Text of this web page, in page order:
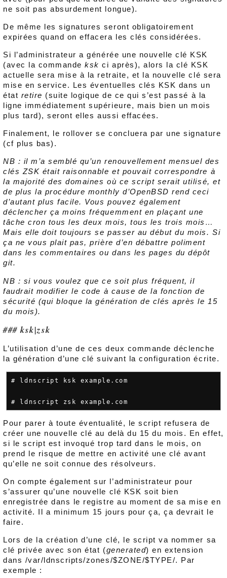
ne soit pas absurdement longue).
De même les signatures seront obligatoirement
expirées quand on effacera les clés considérées.
Si l’administrateur a générée une nouvelle clé KSK
(avec la commandeksk ci après), alors la clé KSK
actuelle sera mise à la retraite, et la nouvelle clé sera
mise en service. Les éventuelles clés KSK dans un
état retire (suite logique de ce qui s’est passé à la
ligne immédiatement supérieure, mais bien un mois
plus tard), seront elles aussi effacées.
Finalement, le rollover se concluera par une signature
(cf plus bas).
NB : il m’a semblé qu’un renouvellement mensuel des
clés ZSK était raisonnable et pouvait correspondre à
la majorité des domaines où ce script serait utilisé, et
de plus la procédure monthly d’OpenBSD rend ceci
d’autant plus facile. Vous pouvez également
déclencher ça moins fréquemment en plaçant une
tâche cron tous les deux mois, tous les trois mois…
Mais elle doit toujours se passer au début du mois. Si
ça ne vous plait pas, prière d’en débattre poliment
dans les commentaires ou dans les pages du dépôt
git.
NB : si vous voulez que ce soit plus fréquent, il
faudrait modifier le code à cause de la fonction de
sécurité (qui bloque la génération de clés après le 15
du mois).
ksk|zsk
L’utilisation d’une de ces deux commande déclenche
la génération d’une clé suivant la configuration écrite.
# ldnscript ksk example.com
Pour parer à toute éventualité, le script refusera de
créer une nouvelle clé au delà du 15 du mois. En effet,
si le script est invoqué trop tard dans le mois, on
prend le risque de mettre en activité une clé avant
qu’elle ne soit connue des résolveurs.
On compte également sur l’administrateur pour
s’assurer qu’une nouvelle clé KSK soit bien
enregistrée dans le registre au moment de sa mise en
activité. Il a minimum 15 jours pour ça, ça devrait le
faire.
Lors de la création d’une clé, le script va nommer sa
clé privée avec son état (generated) en extension
dans /var/ldnscripts/zones/$ZONE/$TYPE/. Par
exemple :